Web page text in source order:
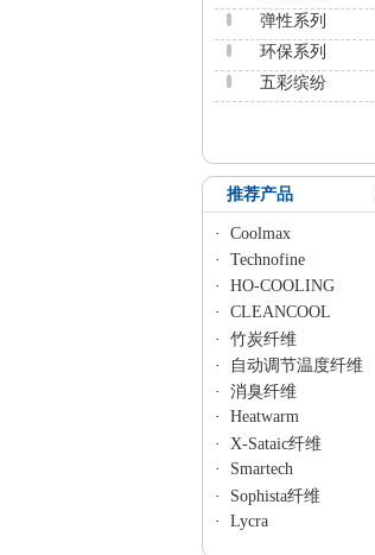
弹性系列
环保系列
五彩缤纷
推荐产品
· Coolmax
· Technofine
· HO-COOLING
· CLEANCOOL
· 竹炭纤维
·
自动调节温度纤维
· 消臭纤维
· Heatwarm
· X-Sataic纤维
· Smartech
· Sophista纤维
· Lycra